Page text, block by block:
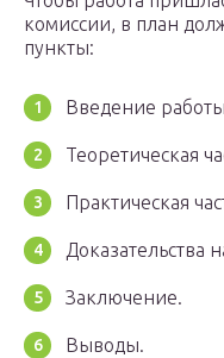
комиссии, в план
пункты:
Введение
Теоретическая
Практическая
Доказательства
Заключение.
Выводы.